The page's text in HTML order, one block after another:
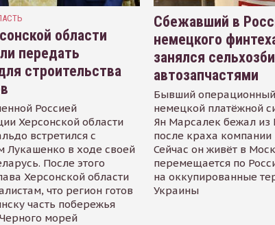
области
передать
строительства
Россией
Херсонской области
встретился с
Лукашенко в ходе своей
После этого
Херсонской области
что регион готов
часть побережья
морей
Сбежавший в
немецкого
занялся
автозапчастями
Бывший
немецкой платёжной
Ян Марсалек бежал из
после краха компании
Сейчас он живёт в
перемещается по
на оккупированные
Украины